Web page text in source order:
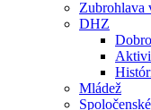
Zubrohlava
DHZ
Mládež